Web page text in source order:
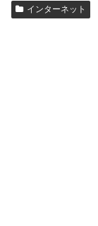
インターネット